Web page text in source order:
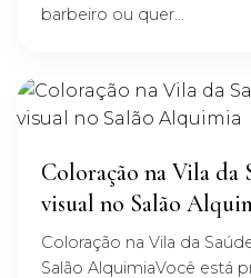
barbeiro ou quer...
Coloração na Vila da
visual no Salão
Coloração na Vila da
Salão AlquimiaVocê está